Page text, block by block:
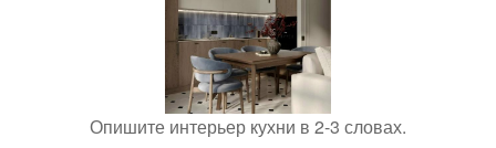
Опишите интерьер кухни в 2-3 словах.